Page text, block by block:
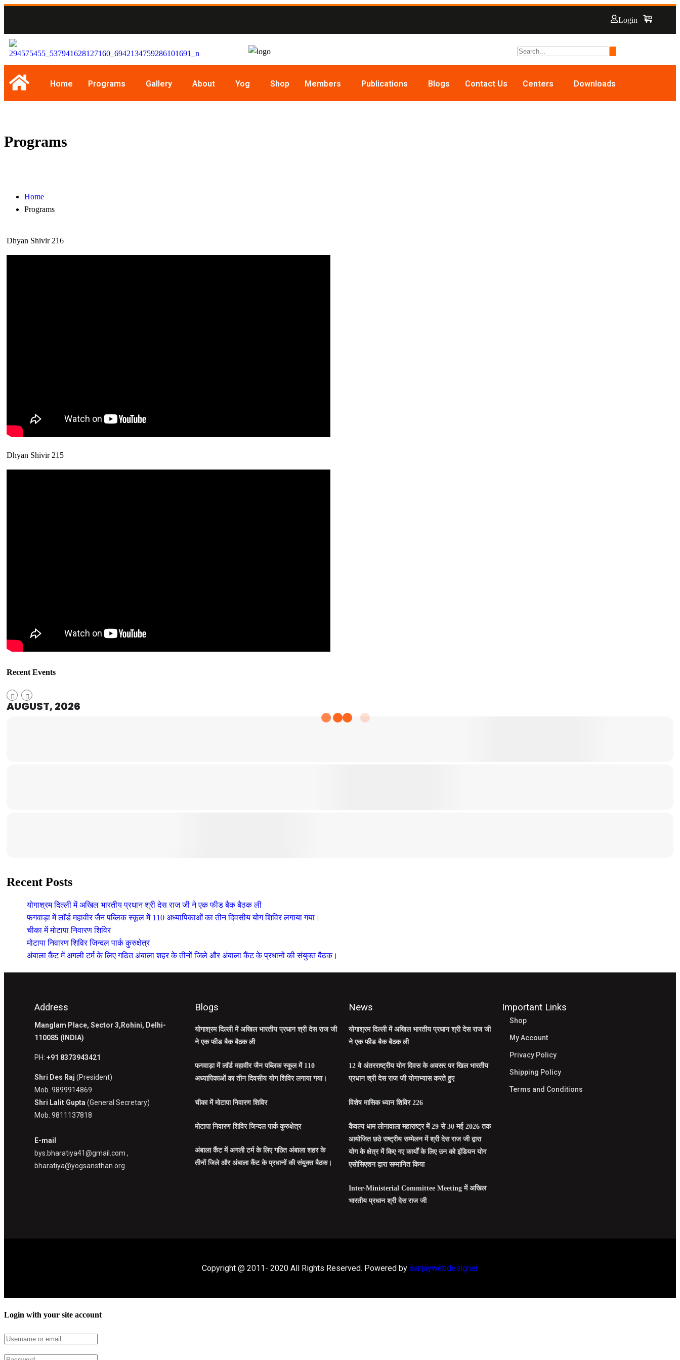
Login
Home Programs Gallery About Yog Shop Members Publications Blogs Contact Us Centers Downloads
Programs
Home
Programs
Dhyan Shivir 216
Dhyan Shivir 215
Recent Events
AUGUST, 2026
Recent Posts
योगाश्रम दिल्ली में अखिल भारतीय प्रधान श्री देस राज जी ने एक फीड बैक बैठक ली
फगवाड़ा में लाॅर्ड महावीर जैन पब्लिक स्कूल में 110 अध्यापिकाओं का तीन दिवसीय योग शिविर लगाया गया।
चीका में मोटापा निवारण शिविर
मोटापा निवारण शिविर जिन्दल पार्क कुरुक्षेत्र
अंबाला कैंट में अगली टर्म के लिए गठित अंबाला शहर के तीनों जिले और अंबाला कैंट के प्रधानों की संयुक्त बैठक।
Address
Manglam Place, Sector 3,Rohini, Delhi-
110085 (INDIA)
PH: +91 8373943421
Shri Des Raj (President)
Mob. 9899914869
Shri Lalit Gupta (General Secretary)
Mob. 9811137818
E-mail
bys.bharatiya41@gmail.com ,
bharatiya@yogsansthan.org
Blogs
योगाश्रम दिल्ली में अखिल भारतीय प्रधान श्री देस राज जी
ने एक फीड बैक बैठक ली
फगवाड़ा में लाॅर्ड महावीर जैन पब्लिक स्कूल में 110
अध्यापिकाओं का तीन दिवसीय योग शिविर लगाया गया।
चीका में मोटापा निवारण शिविर
मोटापा निवारण शिविर जिन्दल पार्क कुरुक्षेत्र
अंबाला कैंट में अगली टर्म के लिए गठित अंबाला शहर के
तीनों जिले और अंबाला कैंट के प्रधानों की संयुक्त बैठक।
News
योगाश्रम दिल्ली में अखिल भारतीय प्रधान श्री देस राज जी
ने एक फीड बैक बैठक ली
12 वे अंतरराष्ट्रीय योग दिवस के अवसर पर खिल भारतीय
प्रधान श्री देस राज जी योगाभ्यास करते हुए
विशेष मासिक ध्यान शिविर 226
कैवल्य धाम लोनावाला महाराष्ट्र में 29 से 30 मई 2026 तक
आयोजित छठे राष्ट्रीय सम्मेलन में श्री देस राज जी द्वारा
योग के क्षेत्र में किए गए कार्यों के लिए उन को इंडियन योग
एसोसिएशन द्वारा सम्मानित किया
Inter-Ministerial Committee Meeting में अखिल
भारतीय प्रधान श्री देस राज जी
Important Links
Shop
My Account
Privacy Policy
Shipping Policy
Terms and Conditions
Copyright @ 2011- 2020 All Rights Reserved. Powered by sanjaywebdesigner
Login with your site account